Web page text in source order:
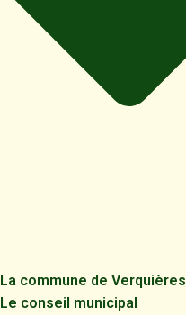
La commune de Verquières
Le conseil municipal